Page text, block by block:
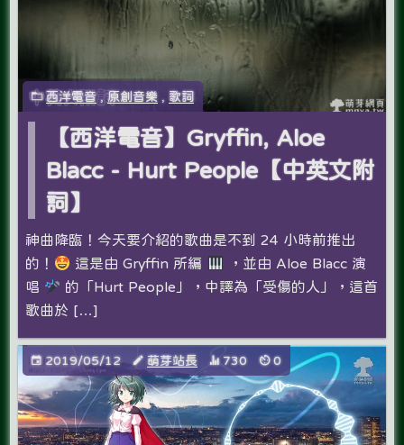
西洋電音,原創音樂 , 歌詞
【西洋電音】Gryffin, Aloe
Blacc - Hurt People【中英文附
詞】
神曲降臨！今天要介紹的歌曲是不到 24 小時前推出
的！
這是由 Gryffin 所編
，並由 Aloe Blacc 演
唱
的「Hurt People」，中譯為「受傷的人」，這首
歌曲於 […]
2019/05/12 萌芽站長 730 0